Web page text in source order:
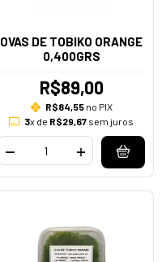
OVAS DE TOBIKO ORANGE
0,400GRS
R$89,00
R$84,55no PIX
3x de R$29,67 sem juros